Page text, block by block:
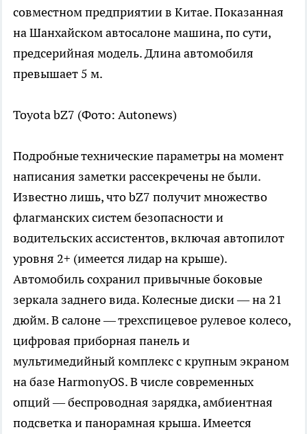
совместном предприятии в Китае. Показанная
на Шанхайском автосалоне машина, по сути,
предсерийная модель. Длина автомобиля
превышает 5 м.
Toyota bZ7 (Фото: Autonews)
Подробные технические параметры на момент
написания заметки рассекречены не были.
Известно лишь, что bZ7 получит множество
флагманских систем безопасности и
водительских ассистентов, включая автопилот
уровня 2+ (имеется лидар на крыше).
Автомобиль сохранил привычные боковые
зеркала заднего вида. Колесные диски — на 21
дюйм. В салоне — трехспицевое рулевое колесо,
цифровая приборная панель и
мультимедийный комплекс с крупным экраном
на базе HarmonyOS. В числе современных
опций — беспроводная зарядка, амбиентная
подсветка и панорамная крыша. Имеется